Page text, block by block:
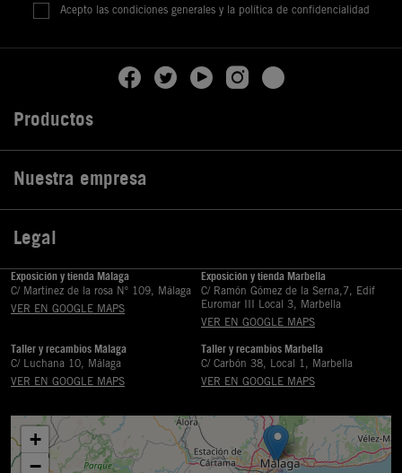
Acepto las condiciones generales y la política de confidencialidad
Productos
Nuestra empresa
Legal
Exposición y tienda Málaga
C/ Martinez de la rosa Nº 109, Málaga
VER EN GOOGLE MAPS
Exposición y tienda Marbella
C/ Ramón Gómez de la Serna,7, Edif
Euromar III Local 3, Marbella
VER EN GOOGLE MAPS
Taller y recambios Málaga
C/ Luchana 10, Málaga
VER EN GOOGLE MAPS
Taller y recambios Marbella
C/ Carbón 38, Local 1, Marbella
VER EN GOOGLE MAPS
+
−